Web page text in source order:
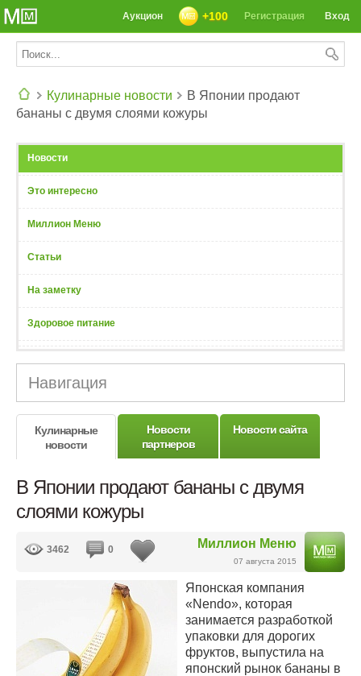
Вход
Регистрация
+100
Аукцион
Кулинарные новости
В Японии продают
бананы с двумя слоями кожуры
Новости
Это интересно
Миллион Меню
Статьи
На заметку
Здоровое питание
Навигация
Кулинарные
новости
Новости
партнеров
Новости сайта
В Японии продают бананы с двумя
слоями кожуры
Миллион Меню
07 августа 2015
3462 0
Японская компания
«Nendo», которая
занимается разработкой
упаковки для дорогих
фруктов, выпустила на
японский рынок бананы в